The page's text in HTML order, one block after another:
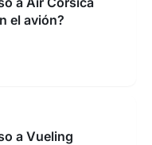
el avión?
a Vueling